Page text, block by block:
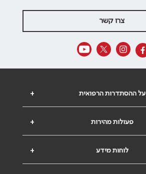
צרו קשר
+ על ההסתדרות הרפואית
+ פעולות מהירות
+ לוחות מידע